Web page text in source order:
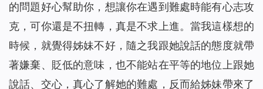
的問題好心幫助你，想讓你在遇到難處時能有心志攻
克，可你還是不扭轉，真是不求上進。當我這樣想的
時候，就覺得姊妹不好，隨之我跟她說話的態度就帶
著嫌棄、貶低的意味，也不能站在平等的地位上跟她
說話、交心，真心了解她的難處，反而給姊妹帶來了